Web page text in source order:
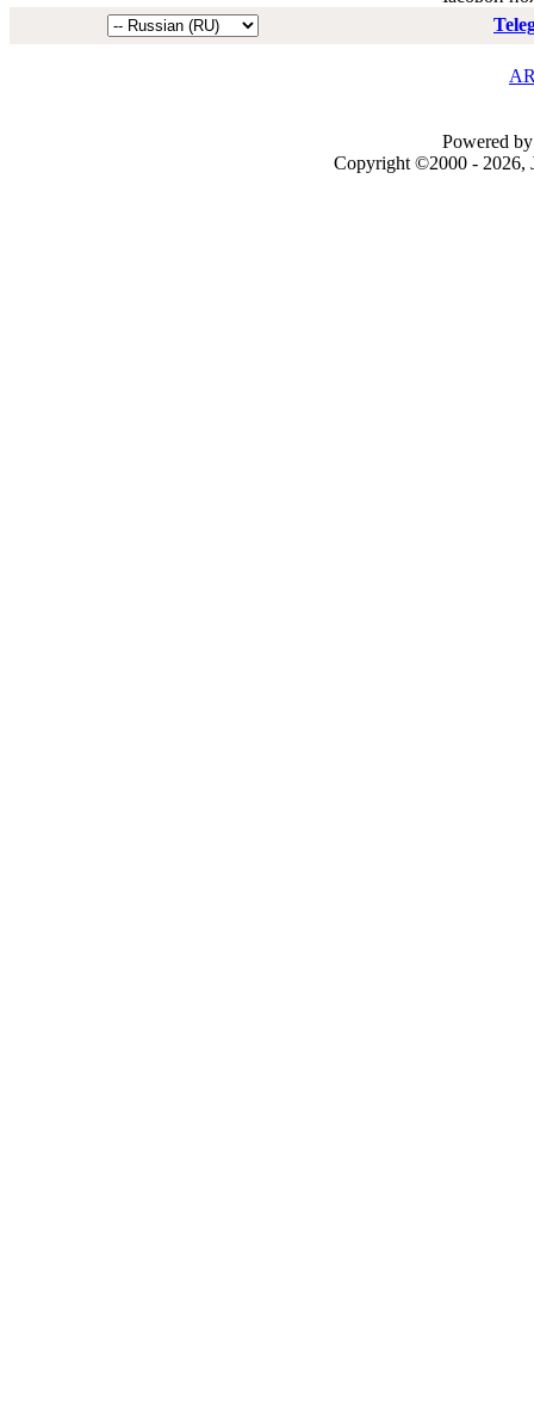
Powered
Copyright ©2000 - 2026,